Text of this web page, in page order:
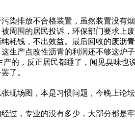
染排放不合格装置，虽然装置没有
周围的居民投诉，环保部门要求上
耗钱，不出效益。最后回收的废沥
生产点改性沥青的利润还不够这炉
产的，反正居民都睡了，闻见臭味
了。
现场图，本是习惯问题，今晚上论
过，专业的没有多少，大部分都是